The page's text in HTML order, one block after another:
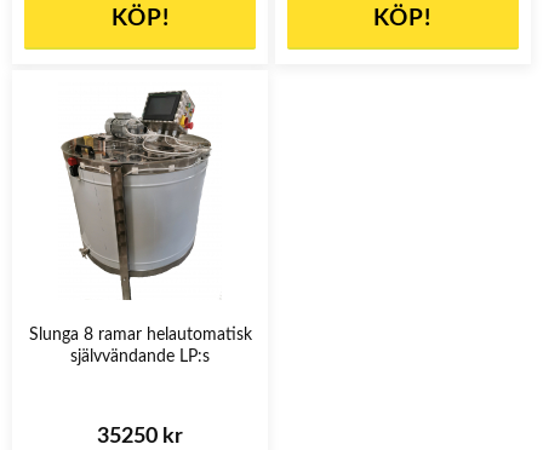
KÖP! KÖP!
Slunga 8 ramar helautomatisk
självvändande LP:s
35250 kr